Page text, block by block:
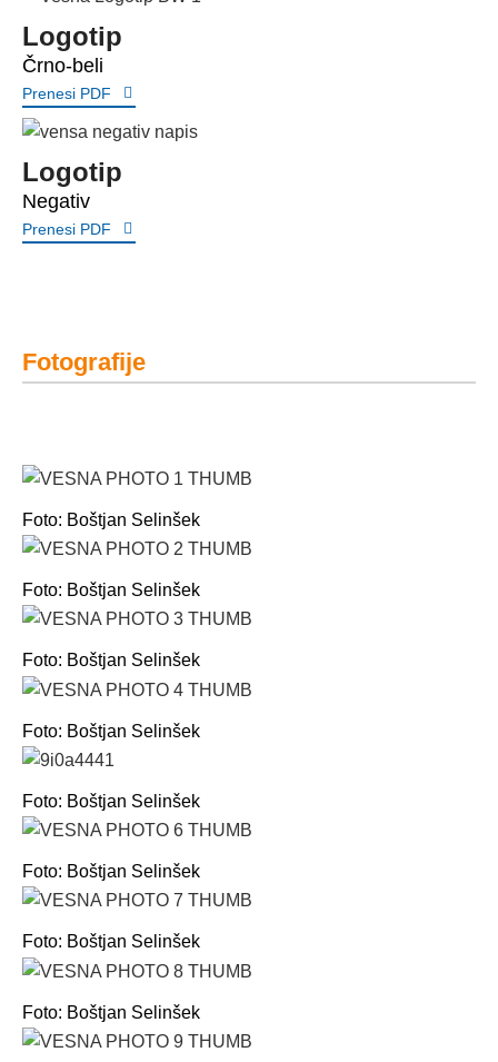
Logotip
Črno-beli
Prenesi PDF
Logotip
Negativ
Prenesi PDF
Fotografije
Foto: Boštjan Selinšek
Foto: Boštjan Selinšek
Foto: Boštjan Selinšek
Foto: Boštjan Selinšek
Foto: Boštjan Selinšek
Foto: Boštjan Selinšek
Foto: Boštjan Selinšek
Foto: Boštjan Selinšek